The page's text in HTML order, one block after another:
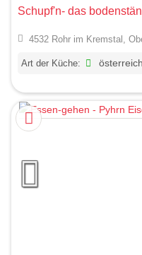
Schupf'n- das
4532 Rohr im Kremstal,
Art der Küche: